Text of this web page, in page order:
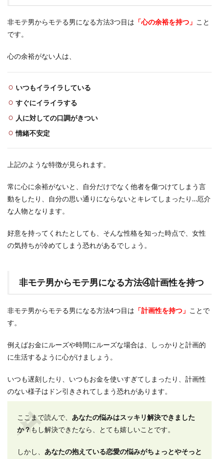
非モテ男からモテる男になる方法3つ目は 「心の余裕を持つ」 こと
です。
心の余裕がない人は、
いつもイライラしている
すぐにイライラする
人に対しての口調がきつい
情緒不安定
上記のような特徴が見られます。
常に心に余裕がないと、自分だけでなく他者を傷つけてしまう言
動をしたり、自分の思い通りにならないとキレてしまったり…厄介
な人物となります。
好意を持ってくれたとしても、そんな性格を知った時点で、女性
の気持ちが冷めてしまう恐れがあるでしょう。
非モテ男からモテ男になる方法④計画性を持つ
非モテ男からモテる男になる方法4つ目は 「計画性を持つ」 ことで
す。
例えばお金にルーズや時間にルーズな場合は、しっかりと計画的
に生活するように心がけましょう。
いつも遅刻したり、いつもお金を使いすぎてしまったり、計画性
のない様子はドン引きされてしまう恐れがあります。
ここまで読んで、 あなたの悩みはスッキリ解決できました
か？ もし解決できたなら、とても嬉しいことです。
しかし、 あなたの抱えている恋愛の悩みがちょっとやそっと